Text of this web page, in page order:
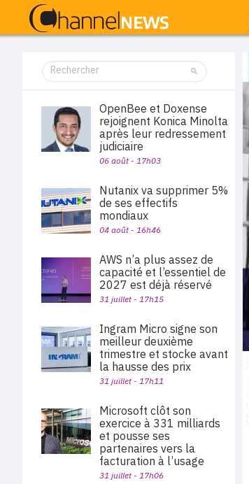
OpenBee et Doxense
rejoignent Konica Minolta
après leur redressement
judiciaire
06 août - 17h03
Nutanix va supprimer 5%
de ses effectifs
mondiaux
04 août - 16h46
AWS n’a plus assez de
capacité et l’essentiel de
2027 est déjà réservé
31 juillet - 17h15
Ingram Micro signe son
meilleur deuxième
trimestre et stocke avant
la hausse des prix
31 juillet - 17h11
Microsoft clôt son
exercice à 331 milliards
et pousse ses
partenaires vers la
facturation à l’usage
31 juillet - 17h06